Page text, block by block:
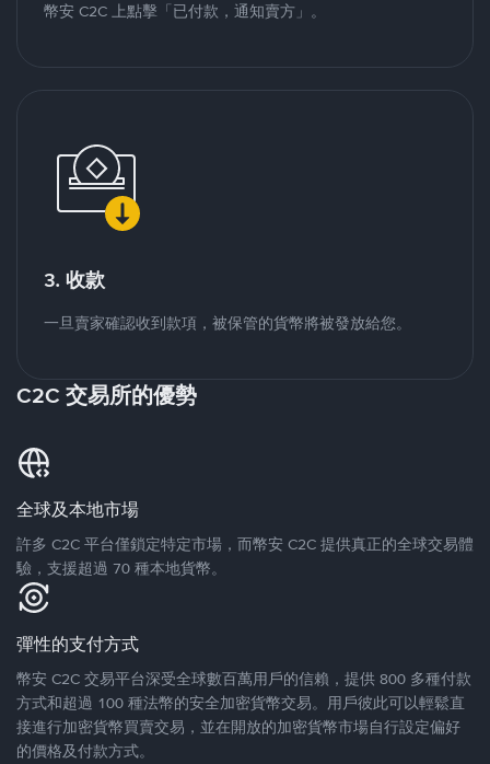
幣安 C2C 上點擊「已付款，通知賣方」。
3. 收款
一旦賣家確認收到款項，被保管的貨幣將被發放給您。
C2C 交易所的優勢
全球及本地市場
許多 C2C 平台僅鎖定特定市場，而幣安 C2C 提供真正的全球交易體
驗，支援超過 70 種本地貨幣。
彈性的支付方式
幣安 C2C 交易平台深受全球數百萬用戶的信賴，提供 800 多種付款
方式和超過 100 種法幣的安全加密貨幣交易。用戶彼此可以輕鬆直
接進行加密貨幣買賣交易，並在開放的加密貨幣市場自行設定偏好
的價格及付款方式。